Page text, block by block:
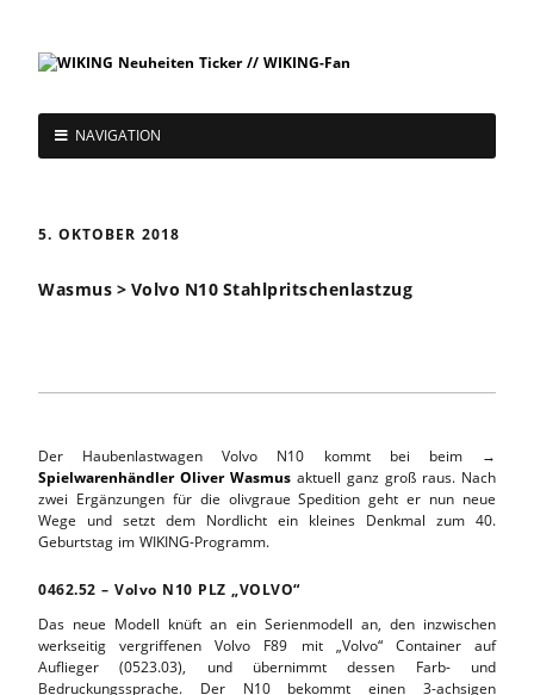
NAVIGATION
5. OKTOBER 2018
Wasmus > Volvo N10 Stahlpritschenlastzug
Der Haubenlastwagen Volvo N10 kommt bei beim →
Spielwarenhändler Oliver Wasmus aktuell ganz groß raus. Nach
zwei Ergänzungen für die olivgraue Spedition geht er nun neue
Wege und setzt dem Nordlicht ein kleines Denkmal zum 40.
Geburtstag im WIKING-Programm.
0462.52 – Volvo N10 PLZ „VOLVO“
Das neue Modell knüft an ein Serienmodell an, den inzwischen
werkseitig vergriffenen Volvo F89 mit „Volvo“ Container auf
Auflieger (0523.03), und übernimmt dessen Farb- und
Bedruckungssprache. Der N10 bekommt einen 3-achsigen